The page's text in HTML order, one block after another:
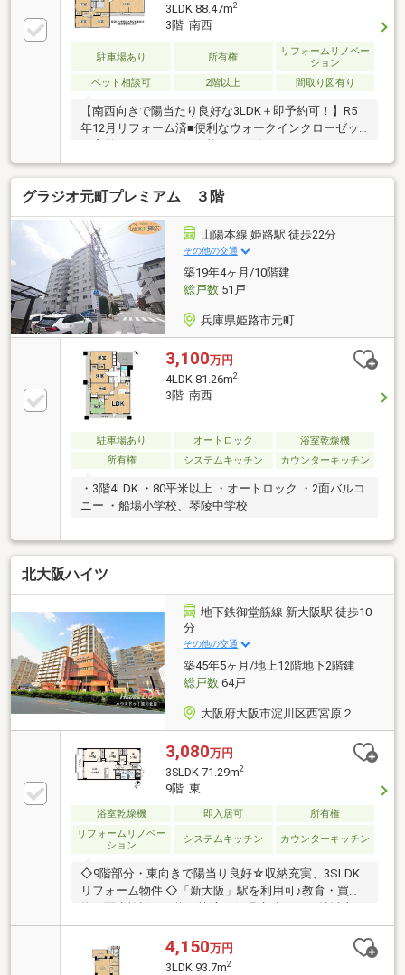
3LDK 88.47m2
3階 南西
駐車場あり 所有権
リフォームリノベー
ション
ペット相談可
2階以上 間取り図有り
【南西向きで陽当たり良好な3LDK＋即予約可！】R5
年12月リフォーム済■便利なウォークインクローゼッ
階部分につき風通しも良好な住空間
グラジオ元町プレミアム ３階
山陽本線 姫路駅 徒歩22分
その他の交通
築19年4ヶ月/10階建
総戸数51戸
兵庫県姫路市元町
3,100万円
4LDK 81.26m2
3階 南西
駐車場あり オートロック
浴室乾燥機
所有権
システムキッチン カウンターキッチン
・3階4LDK ・80平米以上 ・オートロック ・2面バルコ
ニー ・船場小学校、琴陵中学校
北大阪ハイツ
地下鉄御堂筋線 新大阪駅 徒歩10
分
その他の交通
築45年5ヶ月/地上12階地下2階建
総戸数64戸
大阪府大阪市淀川区西宮原２
3,080万円
3SLDK 71.29m2
9階 東
浴室乾燥機 即入居可
所有権
リフォームリノベー
ション
システムキッチン カウンターキッチン
◇9階部分・東向きで陽当り良好☆収納充実、3SLDK
リフォーム物件 ◇「新大阪」駅を利用可♪教育・買
物・医療施設まで揃う快適な住環境 ◇LDK15帖以上！
食洗機・浴室乾燥機付き ◇即お引渡し可能です♪
4,150万円
3LDK 93.7m2